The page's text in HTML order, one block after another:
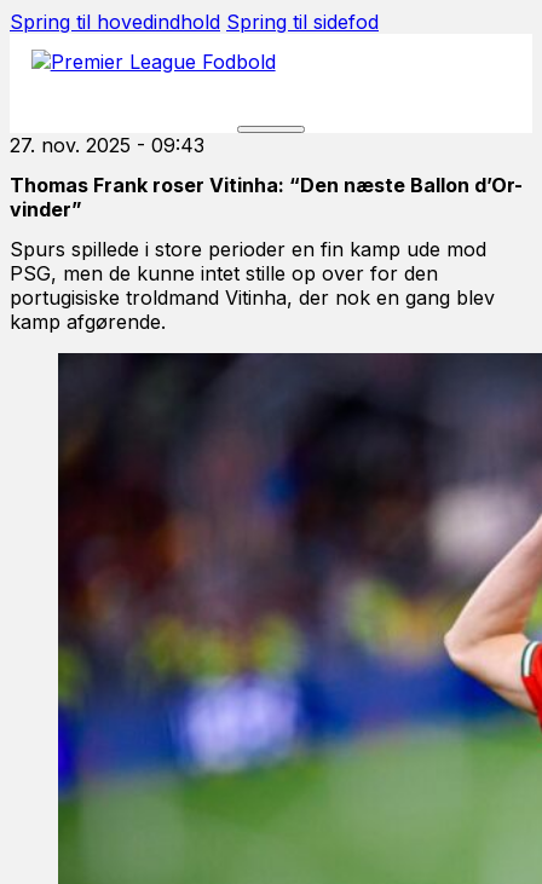
Spring til hovedindhold Spring til sidefod
27. nov. 2025 - 09:43
Thomas Frank roser Vitinha: “Den næste Ballon d’Or-
vinder”
Spurs spillede i store perioder en fin kamp ude mod
PSG, men de kunne intet stille op over for den
portugisiske troldmand Vitinha, der nok en gang blev
kamp afgørende.